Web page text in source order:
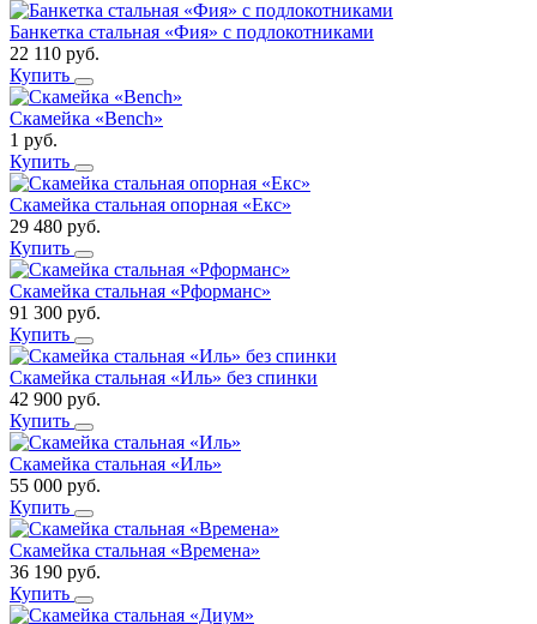
Банкетка стальная «Фия» с подлокотниками
22 110 руб.
Купить
Скамейка «Bench»
1 руб.
Купить
Скамейка стальная опорная «Екс»
29 480 руб.
Купить
Скамейка стальная «Рформанс»
91 300 руб.
Купить
Скамейка стальная «Иль» без спинки
42 900 руб.
Купить
Скамейка стальная «Иль»
55 000 руб.
Купить
Скамейка стальная «Времена»
36 190 руб.
Купить